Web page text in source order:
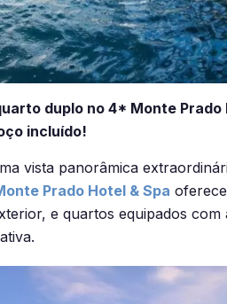
duplo no 4* Monte
incluído!
vista panorâmica
Prado Hotel & Spa
e quartos equipados